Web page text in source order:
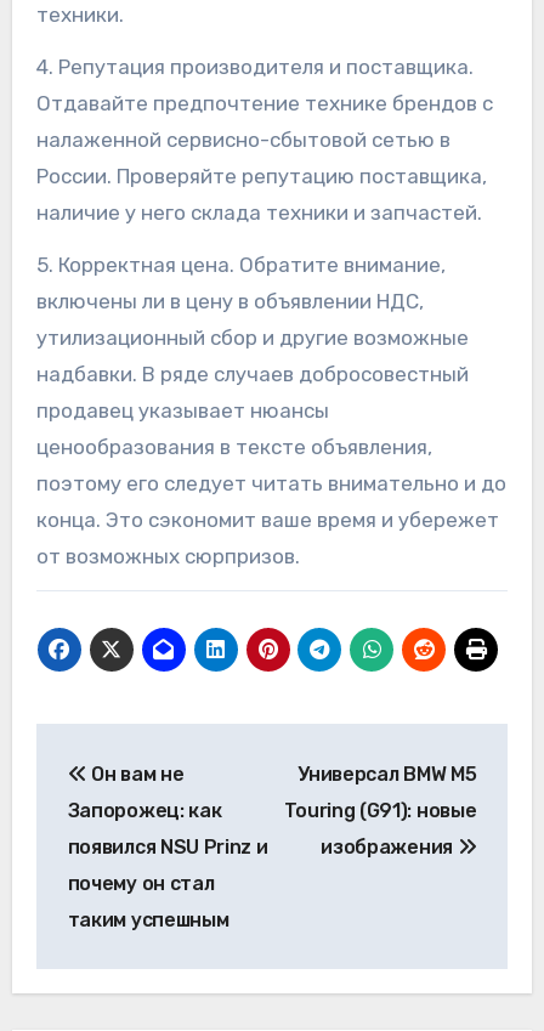
техники.
4. Репутация производителя и поставщика.
Отдавайте предпочтение технике брендов с
налаженной сервисно-сбытовой сетью в
России. Проверяйте репутацию поставщика,
наличие у него склада техники и запчастей.
5. Корректная цена. Обратите внимание,
включены ли в цену в объявлении НДС,
утилизационный сбор и другие возможные
надбавки. В ряде случаев добросовестный
продавец указывает нюансы
ценообразования в тексте объявления,
поэтому его следует читать внимательно и до
конца. Это сэкономит ваше время и убережет
от возможных сюрпризов.
по
записям
Он вам не
Запорожец: как
появился NSU Prinz и
почему он стал
таким успешным
Универсал BMW M5
Touring (G91): новые
изображения